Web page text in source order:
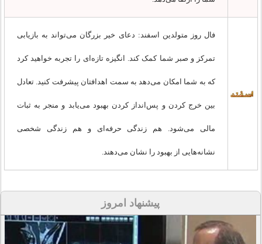
فال روز متولدین اسفند: دعای خیر بزرگان می‌تواند به بازیابی
تمرکز و صبر شما کمک کند. انگیزه تازه‌ای را تجربه خواهید کرد
که به شما امکان می‌دهد به سمت اهدافتان پیشرفت کنید. تعادل
بین خرج کردن و پس‌انداز کردن بهبود می‌یابد و منجر به ثبات
مالی می‌شود. هم زندگی حرفه‌ای و هم زندگی شخصی
نشانه‌هایی از بهبود را نشان می‌دهند.
پیشنهاد امروز